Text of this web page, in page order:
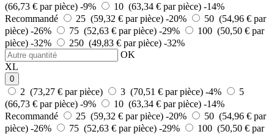
(66,73 € par pièce) -9% 10 (63,34 € par pièce) -14%
Recommandé
25 (59,32 € par pièce) -20%
50 (54,96 € par
pièce) -26% 75 (52,63 € par pièce) -29%
100 (50,50 € par
pièce) -32% 250 (49,83 € par pièce) -32%
OK
XL
0
2 (73,27 € par pièce) 3 (70,51 € par pièce) -4%
5
(66,73 € par pièce) -9% 10 (63,34 € par pièce) -14%
Recommandé
25 (59,32 € par pièce) -20%
50 (54,96 € par
pièce) -26% 75 (52,63 € par pièce) -29%
100 (50,50 € par